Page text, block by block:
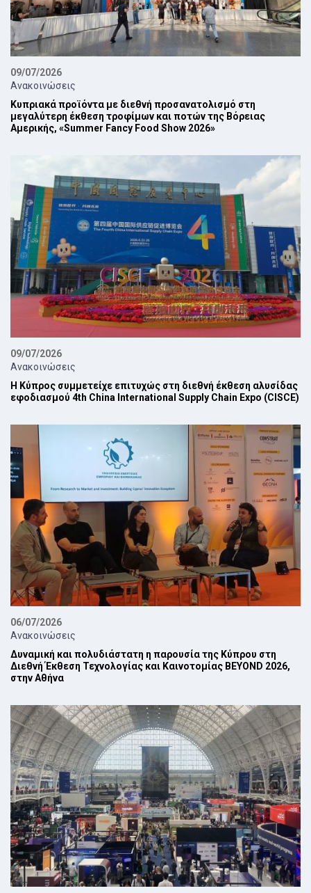
09/07/2026
Ανακοινώσεις
Κυπριακά προϊόντα με διεθνή προσανατολισμό στη
μεγαλύτερη έκθεση τροφίμων και ποτών της Βόρειας
Αμερικής, «Summer Fancy Food Show 2026»
09/07/2026
Ανακοινώσεις
Η Κύπρος συμμετείχε επιτυχώς στη διεθνή έκθεση αλυσίδας
εφοδιασμού 4th China International Supply Chain Expo (CISCE)
06/07/2026
Ανακοινώσεις
Δυναμική και πολυδιάστατη η παρουσία της Κύπρου στη
Διεθνή Έκθεση Τεχνολογίας και Καινοτομίας BEYOND 2026,
στην Αθήνα